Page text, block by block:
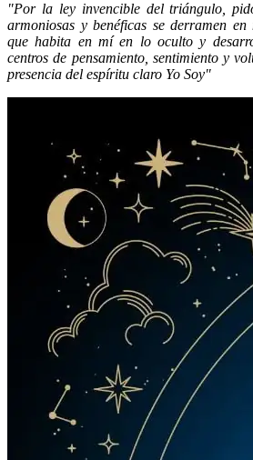
"Por la ley invencible del triángulo,
armoniosas y benéficas se derramen
que habita en mí en lo oculto y
centros de pensamiento, sentimiento y
presencia del espíritu claro Yo Soy"